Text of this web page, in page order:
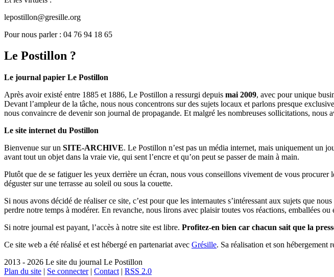
lepostillon@gresille.org
Pour nous parler : 04 76 94 18 65
Le Postillon ?
Le journal papier Le Postillon
Après avoir existé entre 1885 et 1886, Le Postillon a ressurgi depuis mai 2009, avec pour unique
Devant l’ampleur de la tâche, nous nous concentrons sur des sujets locaux et parlons presque
nous convaincre de devenir son journal de propagande. Et malgré les nombreuses sollicitations, nous
Le site internet du Postillon
Bienvenue sur un SITE-ARCHIVE. Le Postillon n’est pas un média internet, mais uniquement un
avant tout un objet dans la vraie vie, qui sent l’encre et qu’on peut se passer de main à main.
Plutôt que de se fatiguer les yeux derrière un écran, nous vous conseillons vivement de vous
déguster sur une terrasse au soleil ou sous la couette.
Si nous avons décidé de réaliser ce site, c’est pour que les internautes s’intéressant aux sujets que
perdre notre temps à modérer. En revanche, nous lirons avec plaisir toutes vos réactions, emballées
Si notre journal est payant, l’accès à notre site est libre. Profitez-en bien car chacun sait que la
Ce site web a été réalisé et est hébergé en partenariat avec Grésille. Sa réalisation et son hébergement
2013 - 2026 Le site du journal Le Postillon
Plan du site | Se connecter| Contact | RSS 2.0